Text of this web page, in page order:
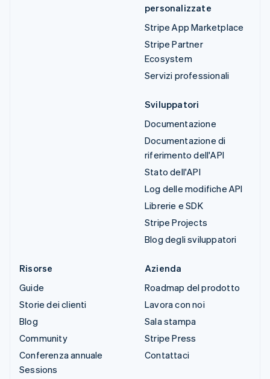
personalizzate
Stripe App Marketplace
Stripe Partner
Ecosystem
Servizi professionali
Sviluppatori
Documentazione
Documentazione di
riferimento dell'API
Stato dell'API
Log delle modifiche API
Librerie e SDK
Stripe Projects
Blog degli sviluppatori
Risorse
Guide
Storie dei clienti
Blog
Community
Conferenza annuale
Sessions
Azienda
Roadmap del prodotto
Lavora con noi
Sala stampa
Stripe Press
Contattaci